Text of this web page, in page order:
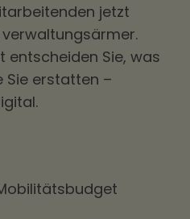
jetzt
entscheiden Sie, was
Sie erstatten –